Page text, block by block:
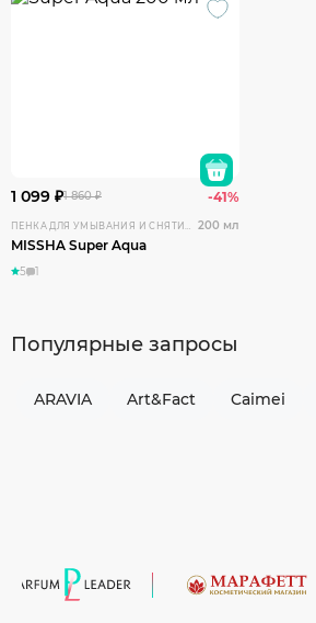
1 099 ₽1 860 ₽ -41%
ПЕНКА ДЛЯ УМЫВАНИЯ И СНЯТИЯ МАКИЯЖА 200 мл
MISSHA Super Aqua
5 1
Популярные запросы
ARAVIA Art&Fact Caimei